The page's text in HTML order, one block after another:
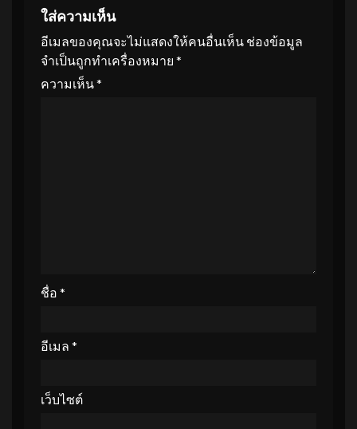
ใส่ความเห็น
อีเมลของคุณจะไม่แสดงให้คนอื่นเห็น ช่องข้อมูล
จำเป็นถูกทำเครื่องหมาย *
ความเห็น*
ชื่อ *
อีเมล *
เว็บไซต์